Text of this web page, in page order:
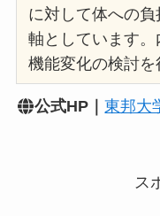
に対して体への
軸としています
機能変化の検討を
公式HP｜東邦大
ス